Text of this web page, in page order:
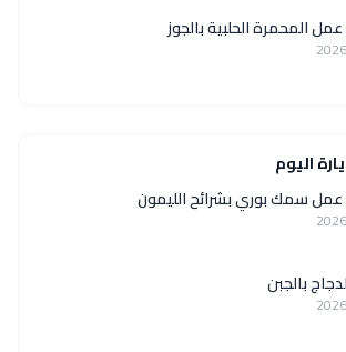
المحمرة الحلبية بالجوز
اليوم
سمك بوري بشرائح الليمون
بالجبن